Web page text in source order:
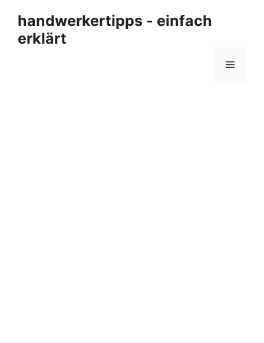
Inhalt
springen
handwerkertipps - einfach
erklärt
Menü